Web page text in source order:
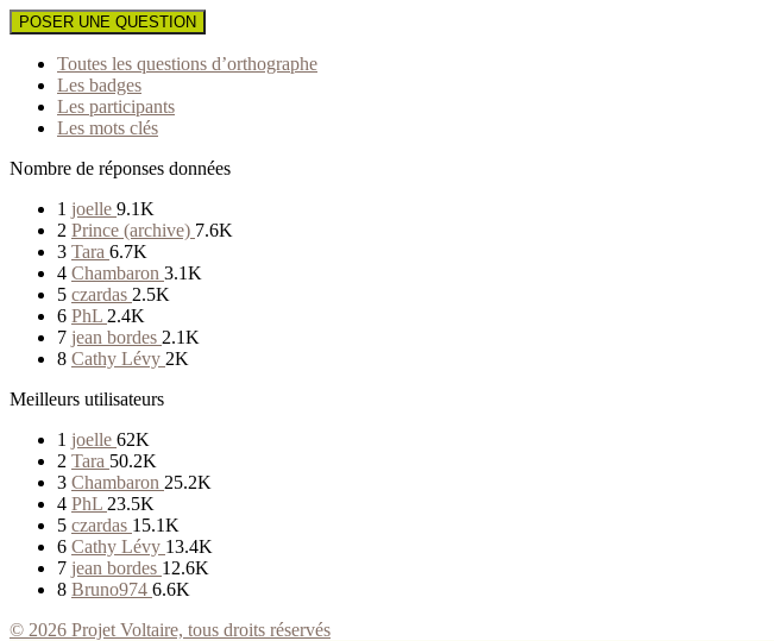
POSER UNE QUESTION
Toutes les questions d’orthographe
Les badges
Les participants
Les mots clés
Nombre de réponses données
1 joelle 9.1K
2 Prince (archive) 7.6K
3 Tara 6.7K
4 Chambaron 3.1K
5 czardas 2.5K
6 PhL 2.4K
7 jean bordes 2.1K
8 Cathy Lévy 2K
Meilleurs utilisateurs
1 joelle 62K
2 Tara 50.2K
3 Chambaron 25.2K
4 PhL 23.5K
5 czardas 15.1K
6 Cathy Lévy 13.4K
7 jean bordes 12.6K
8 Bruno974 6.6K
© 2026 Projet Voltaire, tous droits réservés